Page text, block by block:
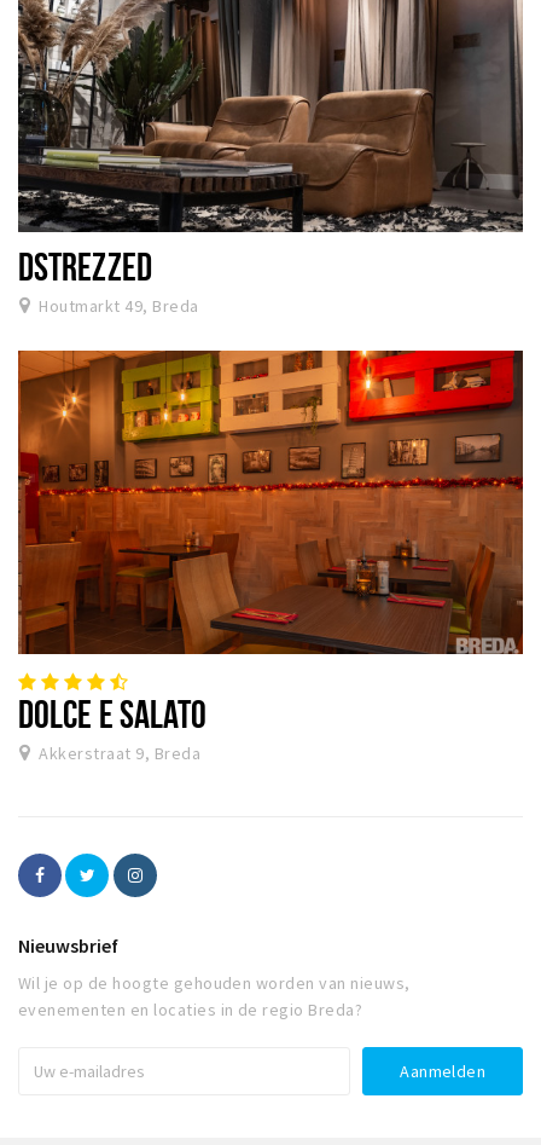
DSTREZZED
Houtmarkt 49, Breda
DOLCE E SALATO
Akkerstraat 9, Breda
Nieuwsbrief
Wil je op de hoogte gehouden worden van nieuws,
evenementen en locaties in de regio Breda?